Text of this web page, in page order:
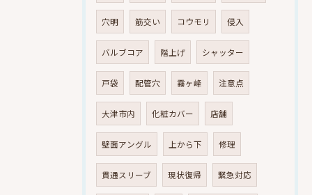
穴明 筋交い コウモリ 侵入
バルブコア 階上げ シャッター
戸袋 配管穴 霧ヶ峰 注意点
大津市内 化粧カバー 店舗
壁面アングル 上から下 修理
貫通スリーブ 現状復帰 緊急対応